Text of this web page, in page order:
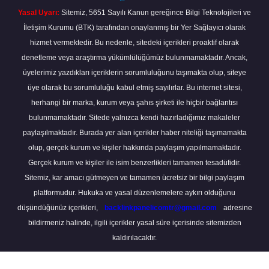
Yasal Uyarı: Sitemiz, 5651 Sayılı Kanun gereğince Bilgi Teknolojileri ve
İletişim Kurumu (BTK) tarafından onaylanmış bir Yer Sağlayıcı olarak
hizmet vermektedir. Bu nedenle, sitedeki içerikleri proaktif olarak
denetleme veya araştırma yükümlülüğümüz bulunmamaktadır. Ancak,
üyelerimiz yazdıkları içeriklerin sorumluluğunu taşımakta olup, siteye
üye olarak bu sorumluluğu kabul etmiş sayılırlar. Bu internet sitesi,
herhangi bir marka, kurum veya şahıs şirketi ile hiçbir bağlantısı
bulunmamaktadır. Sitede yalnızca kendi hazırladığımız makaleler
paylaşılmaktadır. Burada yer alan içerikler haber niteliği taşımamakta
olup, gerçek kurum ve kişiler hakkında paylaşım yapılmamaktadır.
Gerçek kurum ve kişiler ile isim benzerlikleri tamamen tesadüfidir.
Sitemiz, kar amacı gütmeyen ve tamamen ücretsiz bir bilgi paylaşım
platformudur. Hukuka ve yasal düzenlemelere aykırı olduğunu
düşündüğünüz içerikleri,
backlinkpanelicomtr@gmail.com
adresine
bildirmeniz halinde, ilgili içerikler yasal süre içerisinde sitemizden
kaldırılacaktır.